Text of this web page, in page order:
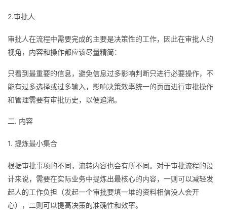
藏
2.审批人
审批人在流程中需要完成的主要是决策性的工作，因此在审批人的
视角，内容和操作都应该尽量精简：
只看到最重要的信息，避免信息过多影响判断只进行必要操作，不
能有过多选择或过多输入，影响决策效率统一的页面进行审批操作
和管理需要有审批历史，以便追溯。
二. 内容
1. 提炼最小集合
根据审批事项的不同，流转内容也会有所不同。对于审批流程的设
计来说，需要在实际业务中提炼出最核心的内容，一则可以减轻发
起人的工作负担（发起一个审批要填一堆的资料相信没人会开
心），二则可以提高决策的准确性和效率。